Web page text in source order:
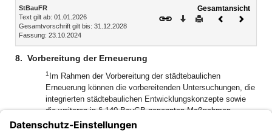
Inhalt
StBauFR
Text gilt ab: 01.01.2026
Gesamtvorschrift gilt bis: 31.12.2028
Fassung: 23.10.2024
Gesamtansicht
Download
DruckenVorheriges
8. Vorbereitung der Erneuerung
1 Im Rahmen der Vorbereitung der städtebaulichen
Erneuerung können die vorbereitenden Untersuchungen, die
integrierten städtebaulichen Entwicklungskonzepte sowie
die weiteren in § 140 BauGB genannten Maßnahmen
gefördert werden. Bei allgemeinen Planungen ist eine
anteilige Berücksichtigung der Ausgaben möglich, soweit